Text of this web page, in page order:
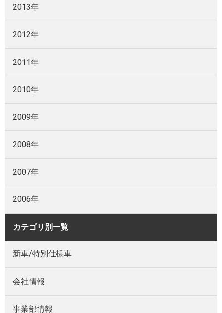
2013年
2012年
2011年
2010年
2009年
2008年
2007年
2006年
カテゴリ別一覧
新車/特別仕様車
会社情報
事業部情報